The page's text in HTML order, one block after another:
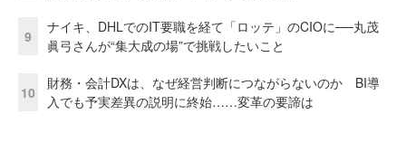
9
ナイキ、DHLでのIT要職を経て「ロッテ」のCIOに──丸茂
眞弓さんが“集大成の場”で挑戦したいこと
10
財務・会計DXは、なぜ経営判断につながらないのか BI導
入でも予実差異の説明に終始……変革の要諦は